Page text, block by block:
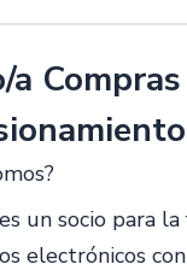
a
un socio para la
electrónicos